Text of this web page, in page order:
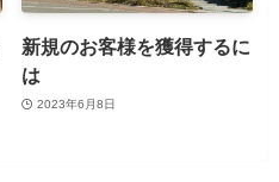
新規のお客様を獲得するに
は
2023年6月8日